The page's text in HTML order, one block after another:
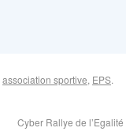
association sportive, EPS.
Cyber Rallye de l’Egalité